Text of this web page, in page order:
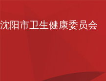
沈阳市卫生健康委员会